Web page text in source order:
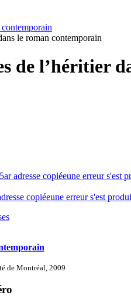
le roman contemporain
de l’héritier
adresse copiéeune erreur s'est
copiéeune erreur s'est
de Montréal, 2009